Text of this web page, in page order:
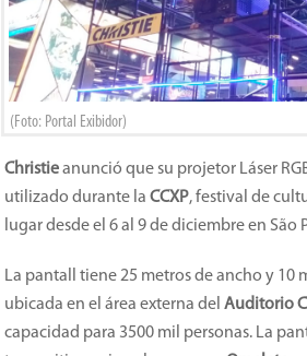
(Foto: Portal Exibidor)
Christieanunció que su projetor Láser
utilizado durante laCCXP, festival de
lugar desde el 6 al 9 de diciembre en São
La pantall tiene 25 metros de ancho y 10
ubicada en el área externa delAuditorio
capacidad para 3500 mil personas. La